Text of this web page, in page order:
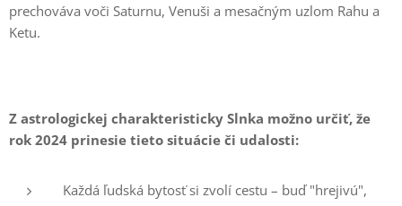
prechováva voči Saturnu, Venuši a mesačným uzlom Rahu a
Ketu.
Z astrologickej charakteristicky Slnka možno určiť, že
rok 2024 prinesie tieto situácie či udalosti:
Každá ľudská bytosť si zvolí cestu – buď "hrejivú",